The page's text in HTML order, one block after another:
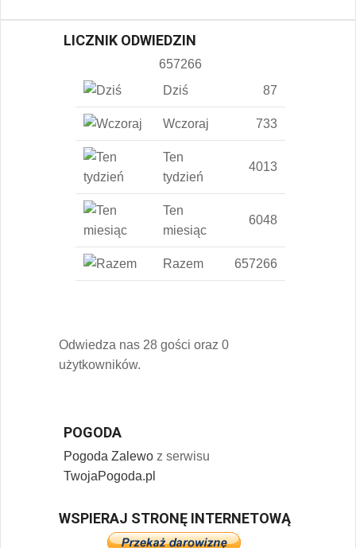
LICZNIK ODWIEDZIN
657266
Dziś
87
Wczoraj 733
Ten
tydzień
4013
Ten
miesiąc
6048
Razem 657266
Odwiedza nas 28 gości oraz 0
użytkowników.
POGODA
Pogoda Zalewo z serwisu
TwojaPogoda.pl
WSPIERAJ STRONĘ INTERNETOWĄ